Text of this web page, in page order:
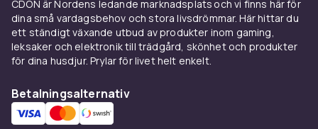
Vilken trimmer passar ditt
djur
Valet av trimmer beror på pälsens tjocklek,
längd och ditt djurs storlek. Sladdlösa trimmers
ger stor rörelsefrihet och är smidiga att
hantera runt huvudet och tassarna.
CDON är Nordens ledande marknadsplats och vi finns här för
dina små vardagsbehov och stora livsdrömmar. Här hittar du
ett ständigt växande utbud av produkter inom gaming,
leksaker och elektronik till trädgård, skönhet och produkter
för dina husdjur. Prylar för livet helt enkelt.
Betalningsalternativ